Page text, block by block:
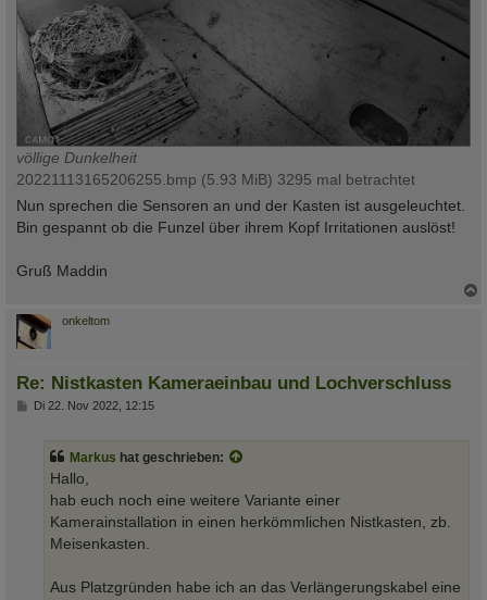
völlige Dunkelheit
20221113165206255.bmp (5.93 MiB) 3295 mal betrachtet
Nun sprechen die Sensoren an und der Kasten ist ausgeleuchtet.
Bin gespannt ob die Funzel über ihrem Kopf Irritationen auslöst!
Gruß Maddin
onkeltom
Re: Nistkasten Kameraeinbau und Lochverschluss
BDi 22. Nov 2022, 12:15
Markus hat geschrieben:
Hallo,
hab euch noch eine weitere Variante einer
Kamerainstallation in einen herkömmlichen Nistkasten, zb.
Meisenkasten.
Aus Platzgründen habe ich an das Verlängerungskabel eine